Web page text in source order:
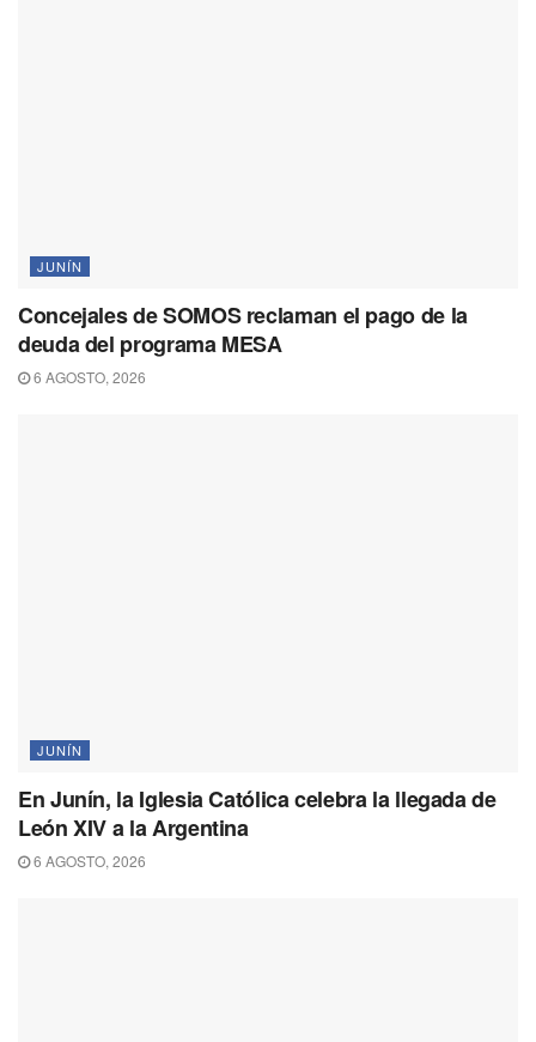
JUNÍN
Concejales de SOMOS reclaman el pago de la
deuda del programa MESA
6 AGOSTO, 2026
JUNÍN
En Junín, la Iglesia Católica celebra la llegada de
León XIV a la Argentina
6 AGOSTO, 2026